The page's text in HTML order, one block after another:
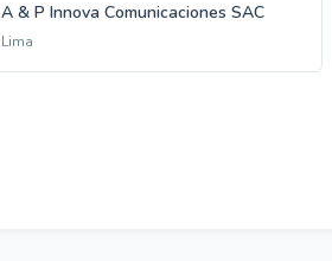
A & P Innova Comunicaciones SAC
Lima